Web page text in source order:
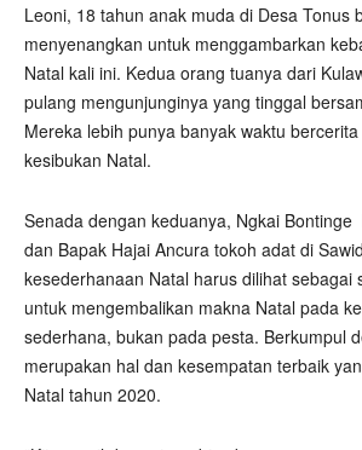
Leoni, 18 tahun anak muda di Desa Tonus
menyenangkan untuk menggambarkan
Natal kali ini. Kedua orang tuanya dari
pulang mengunjunginya yang tinggal
Mereka lebih punya banyak waktu
kesibukan Natal.
Senada dengan keduanya, Ngkai Bontinge
dan Bapak Hajai Ancura tokoh adat di
kesederhanaan Natal harus dilihat sebagai
untuk mengembalikan makna Natal pada
sederhana, bukan pada pesta. Berkumpul
merupakan hal dan kesempatan terbaik
Natal tahun 2020.